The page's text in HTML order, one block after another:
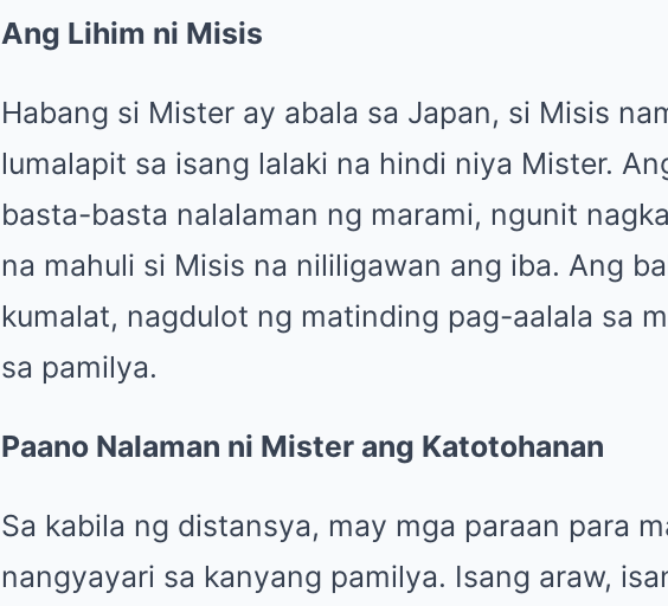
Ang Lihim ni Misis
Habang si Mister ay abala sa Japan, si Misis
lumalapit sa isang lalaki na hindi niya Mister.
basta-basta nalalaman ng marami, ngunit
na mahuli si Misis na nililigawan ang iba. Ang
kumalat, nagdulot ng matinding pag-aalala sa
sa pamilya.
Paano Nalaman ni Mister ang Katotohanan
Sa kabila ng distansya, may mga paraan para
nangyayari sa kanyang pamilya. Isang araw,